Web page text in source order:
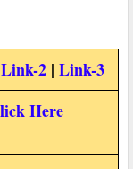
Link-2| Link-3
Here